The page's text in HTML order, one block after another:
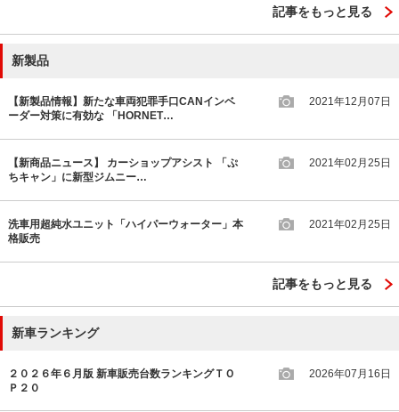
記事をもっと見る
新製品
【新製品情報】新たな車両犯罪手口CANインベ
ーダー対策に有効な 「HORNET…
2021年12月07日
【新商品ニュース】 カーショップアシスト 「ぷ
ちキャン」に新型ジムニー…
2021年02月25日
洗車用超純水ユニット「ハイパーウォーター」本
格販売
2021年02月25日
記事をもっと見る
新車ランキング
２０２６年６月版 新車販売台数ランキングＴＯ
Ｐ２０
2026年07月16日